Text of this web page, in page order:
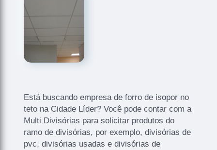
Está buscando empresa de forro de isopor no
teto na Cidade Líder? Você pode contar com a
Multi Divisórias para solicitar produtos do
ramo de divisórias, por exemplo, divisórias de
pvc, divisórias usadas e divisórias de